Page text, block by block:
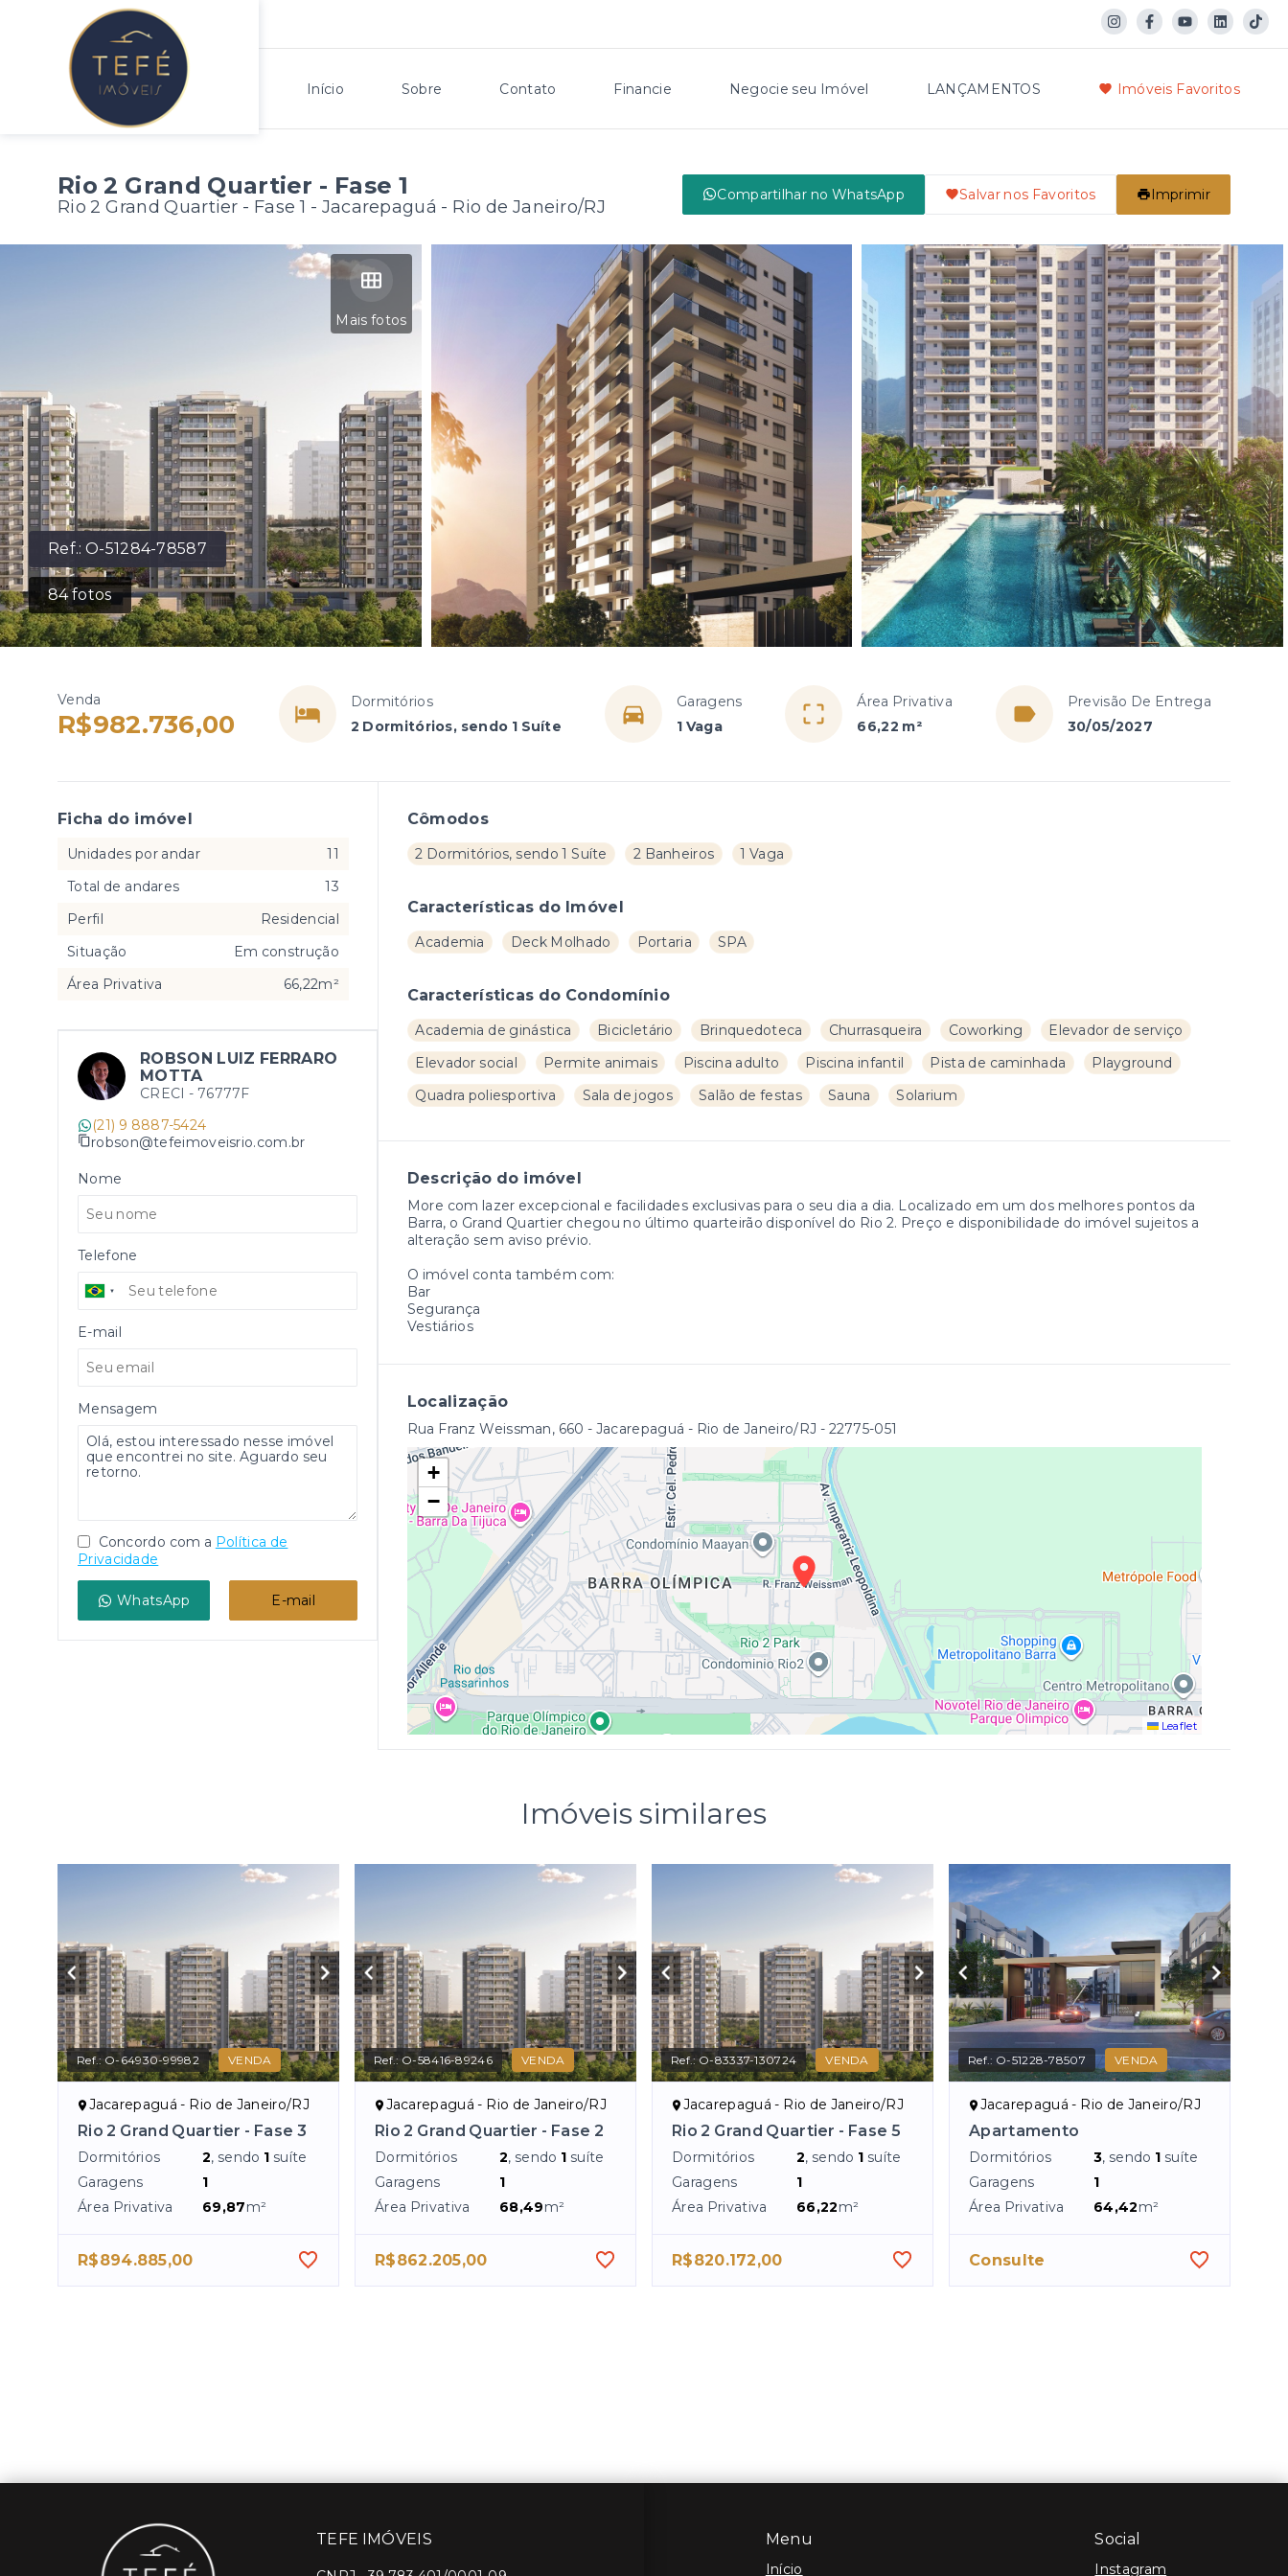
Início Sobre Contato Financie Negocie seu Imóvel LANÇAMENTOS Imóveis Favoritos
Rio 2 Grand Quartier - Fase 1
Rio 2 Grand Quartier - Fase 1 - Jacarepaguá - Rio de Janeiro/RJ
Compartilhar no WhatsApp Salvar nos Favoritos Imprimir
Ref.:O-51284-78587
84fotos
Mais fotos
Venda
R$982.736,00
Dormitórios
2 Dormitórios, sendo 1 Suíte
Garagens
1 Vaga
Área Privativa
66,22 m²
Previsão De Entrega
30/05/2027
Cômodos
2 Dormitórios, sendo 1 Suíte 2 Banheiros 1 Vaga
Características do Imóvel
Academia Deck Molhado Portaria SPA
Características do Condomínio
Academia de ginástica Bicicletário Brinquedoteca Churrasqueira Coworking
Elevador de serviço
Elevador social
Permite animais Piscina adulto Piscina infantil Pista de caminhada
Playground
Quadra poliesportiva
Sala de jogos Salão de festas Sauna Solarium
Descrição do imóvel
More com lazer excepcional e facilidades exclusivas para o seu dia a dia. Localizado em um dos melhores pontos da
Barra, o Grand Quartier chegou no último quarteirão disponível do Rio 2. Preço e disponibilidade do imóvel sujeitos a
alteração sem aviso prévio.
O imóvel conta também com:
Bar
Segurança
Vestiários
Localização
Rua Franz Weissman, 660 - Jacarepaguá - Rio de Janeiro/RJ - 22775-051
+
−
Leaflet
Ficha do imóvel
Unidades por andar
11
Total de andares
13
Perfil
Residencial
Situação
Em construção
Área Privativa
66,22m²
ROBSON LUIZ FERRARO
MOTTA
CRECI - 76777F
(21) 9 8887-5424
robson@tefeimoveisrio.com.br
Nome
Telefone
E-mail
Mensagem
Concordo com a Política de
Privacidade
WhatsApp E-mail
Imóveis similares
Ref.:O-64930-99982 VENDA
Jacarepaguá - Rio de Janeiro/RJ
Rio 2 Grand Quartier - Fase 3
Dormitórios 2, sendo 1 suíte
Garagens
1
Área Privativa
69,87m²
R$894.885,00
Ref.:O-58416-89246 VENDA
Jacarepaguá - Rio de Janeiro/RJ
Rio 2 Grand Quartier - Fase 2
Dormitórios 2, sendo 1 suíte
Garagens
1
Área Privativa
68,49m²
R$862.205,00
Ref.:O-83337-130724 VENDA
Jacarepaguá - Rio de Janeiro/RJ
Rio 2 Grand Quartier - Fase 5
Dormitórios 2, sendo 1 suíte
Garagens
1
Área Privativa
66,22m²
R$820.172,00
Ref.: O-51228-78507 VENDA
Jacarepaguá - Rio de Janeiro/RJ
Apartamento
Dormitórios 3, sendo 1 suíte
Garagens
1
Área Privativa
64,42m²
Consulte
Menu
Início
Social
Instagram
TEFE IMÓVEIS